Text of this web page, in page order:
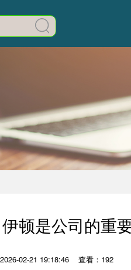
顿是公司的重
02-21 19:18:46 查看：192